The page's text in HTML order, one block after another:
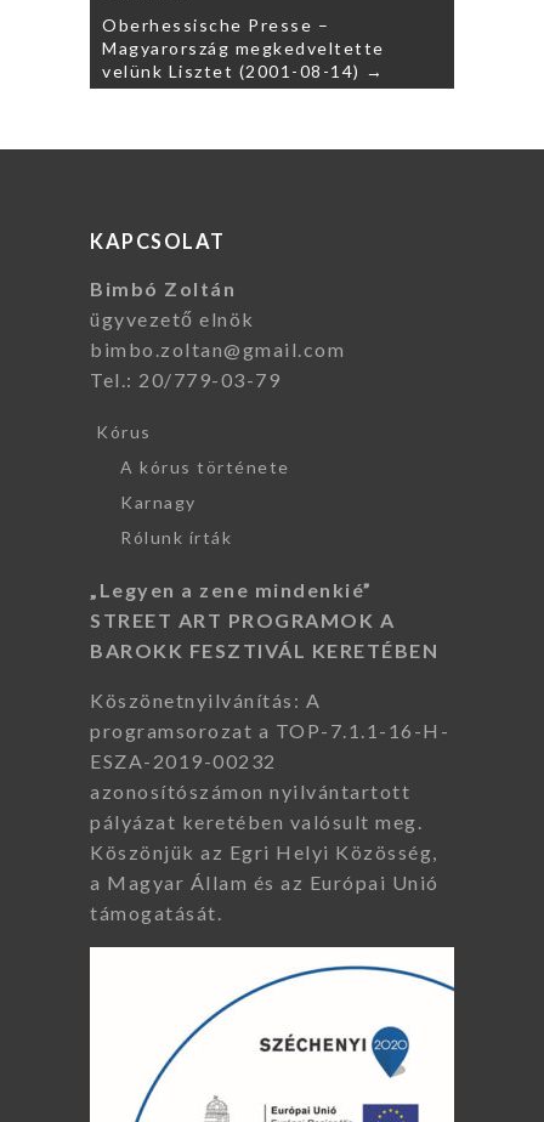
Oberhessische Presse –
Magyarország megkedveltette
velünk Lisztet (2001-08-14) →
KAPCSOLAT
Bimbó Zoltán
ügyvezető elnök
bimbo.zoltan@gmail.com
Tel.: 20/779-03-79
Kórus
A kórus története
Karnagy
Rólunk írták
„Legyen a zene mindenkié”
STREET ART PROGRAMOK A
BAROKK FESZTIVÁL KERETÉBEN
Köszönetnyilvánítás: A
programsorozat a TOP-7.1.1-16-H-
ESZA-2019-00232
azonosítószámon nyilvántartott
pályázat keretében valósult meg.
Köszönjük az Egri Helyi Közösség,
a Magyar Állam és az Európai Unió
támogatását.